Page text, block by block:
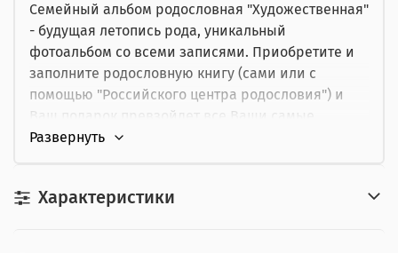
картой курьеру.
Семейный альбом родословная "Художественная"
- будущая летопись рода, уникальный
фотоальбом со всеми записями. Приобретите и
заполните родословную книгу (сами или с
помощью "Российского центра родословия") и
Ваш подарок превзойдет все Ваши самые
смелые ожидания восторга получателя.
позволяет легко вставлять или вынимать
Характеристики